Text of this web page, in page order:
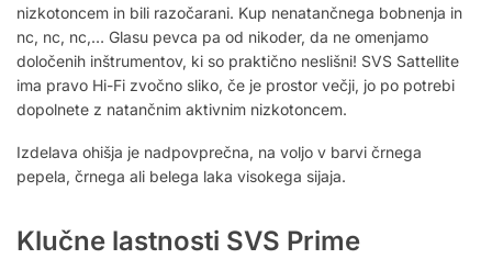
nizkotoncem in bili razočarani. Kup nenatančnega bobnenja in
nc, nc, nc,… Glasu pevca pa od nikoder, da ne omenjamo
določenih inštrumentov, ki so praktično neslišni! SVS Sattellite
ima pravo Hi-Fi zvočno sliko, če je prostor večji, jo po potrebi
dopolnete z natančnim aktivnim nizkotoncem.
Izdelava ohišja je nadpovprečna, na voljo v barvi črnega
pepela, črnega ali belega laka visokega sijaja.
Klučne lastnosti SVS Prime